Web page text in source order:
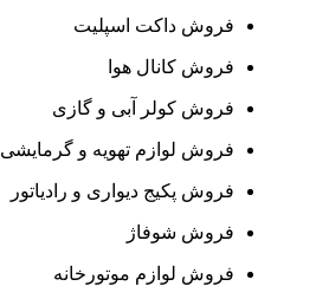
فروش داکت اسپلیت
فروش کانال هوا
فروش کولر آبی و گازی
فروش لوازم تهویه و گرمایشی
فروش پکیج دیواری و رادیاتور
فروش شوفاژ
فروش لوازم موتورخانه